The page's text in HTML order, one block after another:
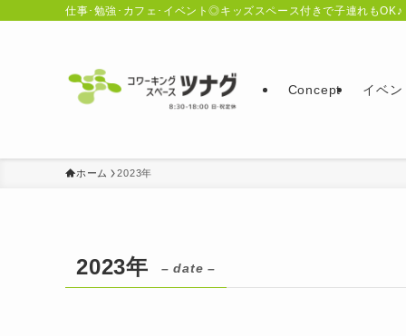
仕事･勉強･カフェ･イベント◎キッズスペース付きで子連れもOK♪
Concept イベン
ホーム 2023年
2023年 – date –